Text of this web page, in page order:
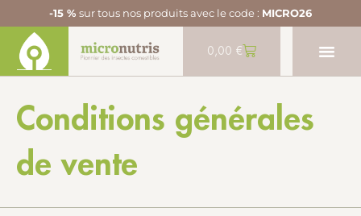
-15 % sur tous nos produits avec le code : MICRO26
0,00 €
Conditions générales
de vente